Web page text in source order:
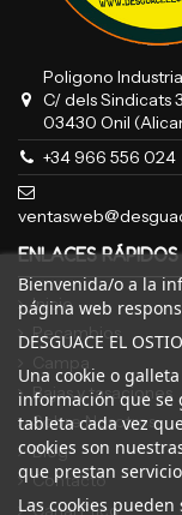
Poligono
C/ dels Sindicats 3
03430 Onil
+34 966 556 024
ENLACES RÁPIDOS
Inicio
Recambios
Bajas y tasaciones
Sobre Nosotros
Blog
Contacto
Canal Ético
Bienvenida/o a la
página web
DESGUACE EL
Una cookie o
información que se
tableta cada vez
cookies son
que prestan
Las cookies